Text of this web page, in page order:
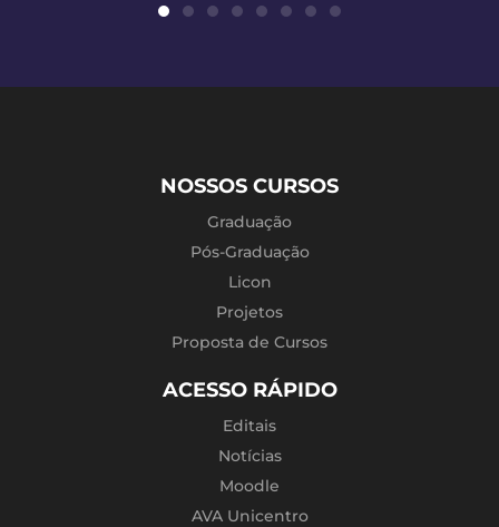
NOSSOS CURSOS
Graduação
Pós-Graduação
Licon
Projetos
Proposta de Cursos
ACESSO RÁPIDO
Editais
Notícias
Moodle
AVA Unicentro